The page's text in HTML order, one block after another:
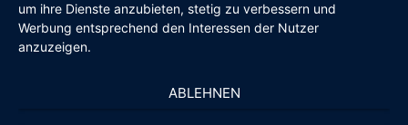
um ihre Dienste anzubieten, stetig zu verbessern und
Werbung entsprechend den Interessen der Nutzer
anzuzeigen.
ABLEHNEN